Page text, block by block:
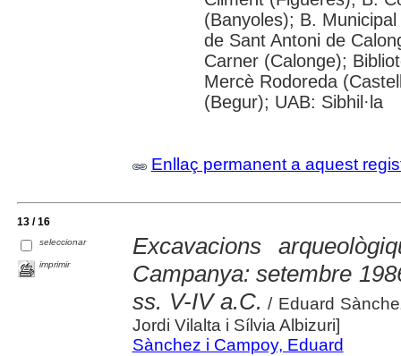
(Banyoles); B.
de Sant Antoni de
Carner (Calonge);
Mercè Rodoreda
(Begur); UAB: Sibhil·la
Enllaç permanent a aquest
13 / 16
seleccionar
imprimir
Excavacions
Campanya: setembre
ss. V-IV a.C. / Eduard
Jordi Vilalta i Sílvia Albizuri]
Sànchez i Campoy, Eduard